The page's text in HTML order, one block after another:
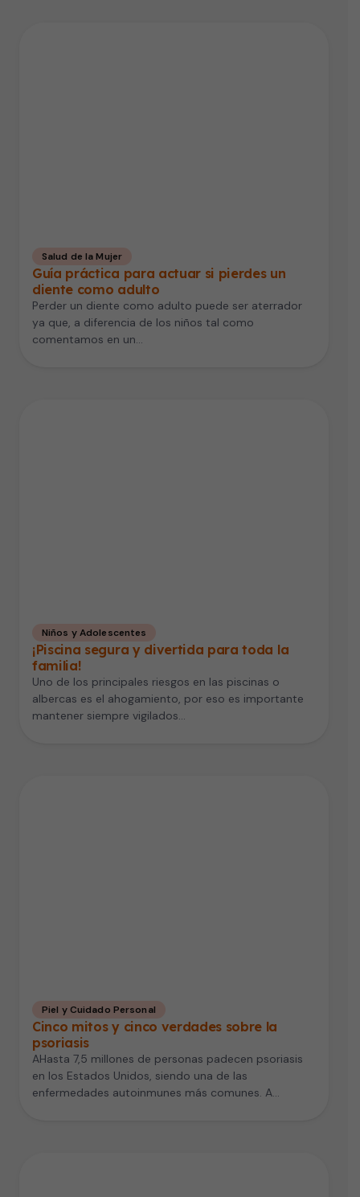
Salud de la Mujer
Guía práctica para actuar si pierdes un
diente como adulto
Perder un diente como adulto puede ser aterrador
ya que, a diferencia de los niños tal como
comentamos en un…
Niños y Adolescentes
¡Piscina segura y divertida para toda la
familia!
Uno de los principales riesgos en las piscinas o
albercas es el ahogamiento, por eso es importante
mantener siempre vigilados…
Piel y Cuidado Personal
Cinco mitos y cinco verdades sobre la
psoriasis
AHasta 7,5 millones de personas padecen psoriasis
en los Estados Unidos, siendo una de las
enfermedades autoinmunes más comunes. A…